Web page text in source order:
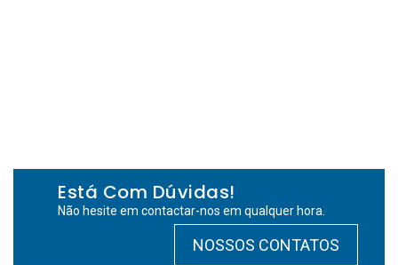
Está Com Dúvidas!
Não hesite em contactar-nos em qualquer hora.
NOSSOS CONTATOS